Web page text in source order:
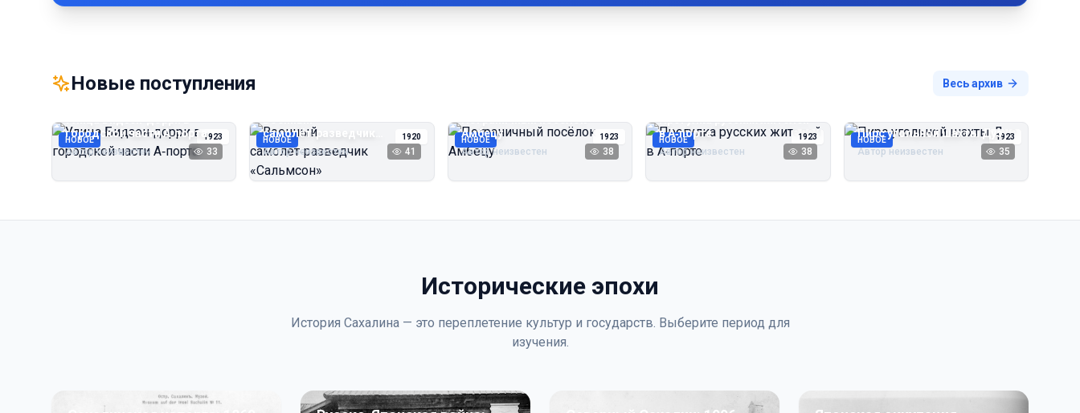
Новые поступления Весь архив
НОВОЕ 1923
Улица Бидзэн‑дорри в
городской части А‑порта
Автор неизвестен 33
НОВОЕ 1920
Военный
самолёт‑разведчик
«Сальмсон»
Автор неизвестен 41
НОВОЕ 1923
Пограничный посёлок
Амбецу
Автор неизвестен 38
НОВОЕ 1923
Прогулка русских жителей
в А‑порте
Автор неизвестен 38
НОВОЕ 1923
Пирс угольной шахты Дуэ
Автор неизвестен 35
Исторические эпохи
История Сахалина — это переплетение культур и государств. Выберите период для
изучения.